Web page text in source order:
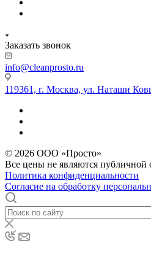
Заказать звонок
info@cleanprosto.ru
119361, г. Москва, ул. Наташи
© 2026 ООО «Просто»
Все цены не являются публичной
Политика конфиденциальности
Согласие на обработку